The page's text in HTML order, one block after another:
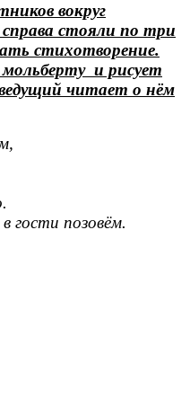
вокруг
стояли по три
стихотворение.
и рисует
ведущий читает о нём
гости позовём.